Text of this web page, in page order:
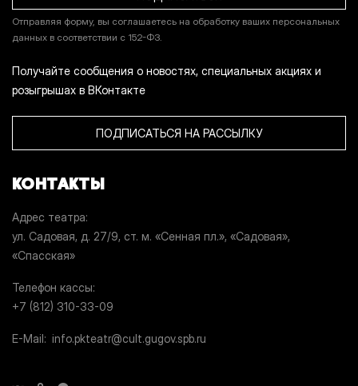
Отправляя форму, вы соглашаетесь на обработку ваших персональных
данных в соответствии с 152-ФЗ.
Получайте сообщения о новостях, специальных акциях и
розыгрышах в ВКонтакте
ПОДПИСАТЬСЯ НА РАССЫЛКУ
КОНТАКТЫ
Адрес театра
ул. Садовая, д. 27/9, ст. м. «Сенная пл.», «Садовая»,
«Спасская»
Телефон кассы
+7 (812) 310-33-09
E-Mail info.pkteatr@cult.gugov.spb.ru